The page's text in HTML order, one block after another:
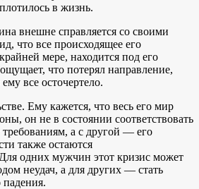
в жизнь.
внешне справляется со своими
что все происходящее его
мере, находится под его
что потерял направление,
все осточертело.
Ему кажется, что весь его мир
он не в состоянии соответствовать
а с другой — его
также остаются
одних мужчин этот кризис может
неудач, а для других — стать